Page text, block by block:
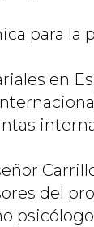
para la
en
del